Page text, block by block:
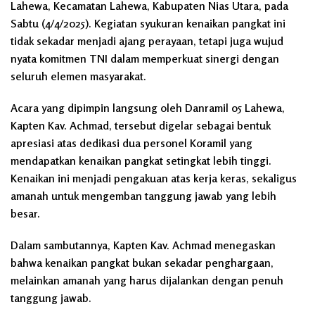
Lahewa, Kecamatan Lahewa, Kabupaten Nias Utara, pada
Sabtu (4/4/2025). Kegiatan syukuran kenaikan pangkat ini
tidak sekadar menjadi ajang perayaan, tetapi juga wujud
nyata komitmen TNI dalam memperkuat sinergi dengan
seluruh elemen masyarakat.
Acara yang dipimpin langsung oleh Danramil 05 Lahewa,
Kapten Kav. Achmad, tersebut digelar sebagai bentuk
apresiasi atas dedikasi dua personel Koramil yang
mendapatkan kenaikan pangkat setingkat lebih tinggi.
Kenaikan ini menjadi pengakuan atas kerja keras, sekaligus
amanah untuk mengemban tanggung jawab yang lebih
besar.
Dalam sambutannya, Kapten Kav. Achmad menegaskan
bahwa kenaikan pangkat bukan sekadar penghargaan,
melainkan amanah yang harus dijalankan dengan penuh
tanggung jawab.